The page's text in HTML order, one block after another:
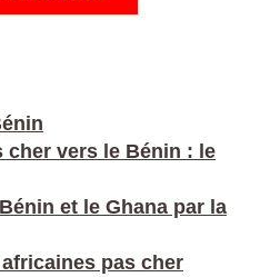
cher vers le Bénin : le
et le Ghana par la
pas cher